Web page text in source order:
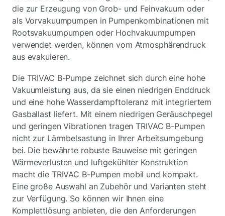
die zur Erzeugung von Grob- und Feinvakuum oder
als Vorvakuumpumpen in Pumpenkombinationen mit
Rootsvakuumpumpen oder Hochvakuumpumpen
verwendet werden, können vom Atmosphärendruck
aus evakuieren.
Die TRIVAC B-Pumpe zeichnet sich durch eine hohe
Vakuumleistung aus, da sie einen niedrigen Enddruck
und eine hohe Wasserdampftoleranz mit integriertem
Gasballast liefert. Mit einem niedrigen Geräuschpegel
und geringen Vibrationen tragen TRIVAC B-Pumpen
nicht zur Lärmbelsastung in Ihrer Arbeitsumgebung
bei. Die bewährte robuste Bauweise mit geringen
Wärmeverlusten und luftgekühlter Konstruktion
macht die TRIVAC B-Pumpen mobil und kompakt.
Eine große Auswahl an Zubehör und Varianten steht
zur Verfügung. So können wir Ihnen eine
Komplettlösung anbieten, die den Anforderungen